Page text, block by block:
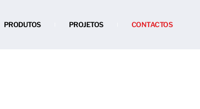
PRODUTOS PROJETOS CONTACTOS